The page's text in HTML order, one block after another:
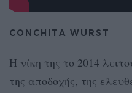
CONCHITA WURST
Η νίκη της το 2014
της αποδοχής, της